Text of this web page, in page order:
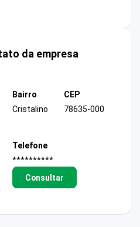
da empresa
Bairro
Cristalino
CEP
78635-000
Telefone
**********
Consultar